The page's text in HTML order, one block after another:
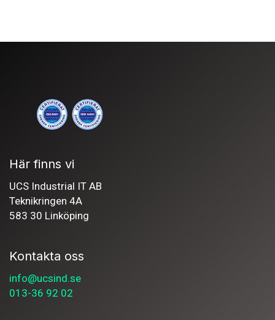
Här finns vi
UCS Industrial IT AB
Teknikringen 4A
583 30 Linköping
Kontakta oss
info@ucsind.se
013-36 92 02